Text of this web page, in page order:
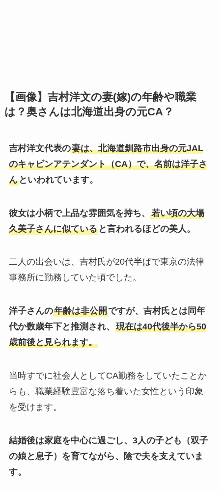
【画像】吉村洋文の妻(嫁)の年齢や職業
は？奥さんは北海道出身の元CA？
吉村洋文代表の妻は、北海道釧路市出身の元JAL
のキャビンアテンダント（CA）で、名前は洋子さ
んといわれています。
彼女は小柄で上品な雰囲気を持ち、 若い頃の大場
久美子さんに似ていると言われるほどの美人。
二人の出会いは、吉村氏が20代半ばで東京の法律
事務所に勤務していた頃でした。
洋子さんの年齢は非公開ですが、吉村氏とは同年
代か数歳年下と推測され、 現在は40代後半から50
歳前後と見られます。
当時すでに社会人としてCA勤務をしていたことか
らも、職業経験豊富な落ち着いた女性という印象
を受けます。
結婚後は家庭を中心に過ごし、3人の子ども（双子
の娘と息子）を育てながら、陰で夫を支えていま
す。​